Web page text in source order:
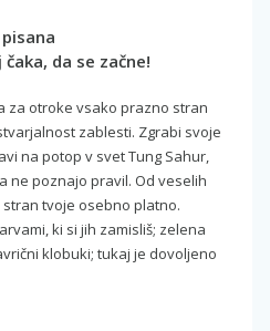
da se začne!
za otroke vsako prazno stran
zablesti. Zgrabi svoje
na potop v svet Tung Sahur,
ne poznajo pravil. Od veselih
tvoje osebno platno.
ki si jih zamisliš; zelena
klobuki; tukaj je dovoljeno